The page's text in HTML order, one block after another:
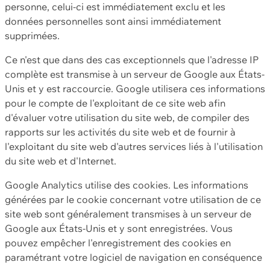
personne, celui-ci est immédiatement exclu et les
données personnelles sont ainsi immédiatement
supprimées.
Ce n'est que dans des cas exceptionnels que l'adresse IP
complète est transmise à un serveur de Google aux États-
Unis et y est raccourcie. Google utilisera ces informations
pour le compte de l'exploitant de ce site web afin
d'évaluer votre utilisation du site web, de compiler des
rapports sur les activités du site web et de fournir à
l'exploitant du site web d'autres services liés à l'utilisation
du site web et d'Internet.
Google Analytics utilise des cookies. Les informations
générées par le cookie concernant votre utilisation de ce
site web sont généralement transmises à un serveur de
Google aux États-Unis et y sont enregistrées. Vous
pouvez empêcher l'enregistrement des cookies en
paramétrant votre logiciel de navigation en conséquence